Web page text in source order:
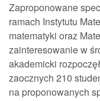
Zaproponowane
ramach Instytutu
matematyki oraz
zainteresowanie w
akademicki
zaocznych 210
na proponowanych